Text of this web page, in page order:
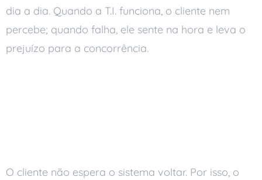
dia a dia. Quando a T.I. funciona, o cliente nem
percebe; quando falha, ele sente na hora e leva o
prejuízo para a concorrência.
O cliente não espera o sistema voltar. Por isso, o